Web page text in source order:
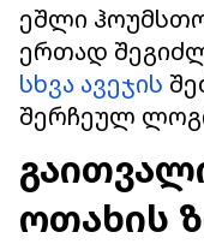
ეშლი
ერთად
სხვა ავეჯის
შერჩეულ
ოთახის